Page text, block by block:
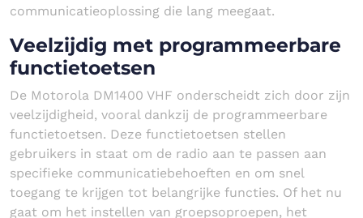
communicatieoplossing die lang meegaat.
Veelzijdig met programmeerbare
functietoetsen
De Motorola DM1400 VHF onderscheidt zich door zijn
veelzijdigheid, vooral dankzij de programmeerbare
functietoetsen. Deze functietoetsen stellen
gebruikers in staat om de radio aan te passen aan
specifieke communicatiebehoeften en om snel
toegang te krijgen tot belangrijke functies. Of het nu
gaat om het instellen van groepsoproepen, het